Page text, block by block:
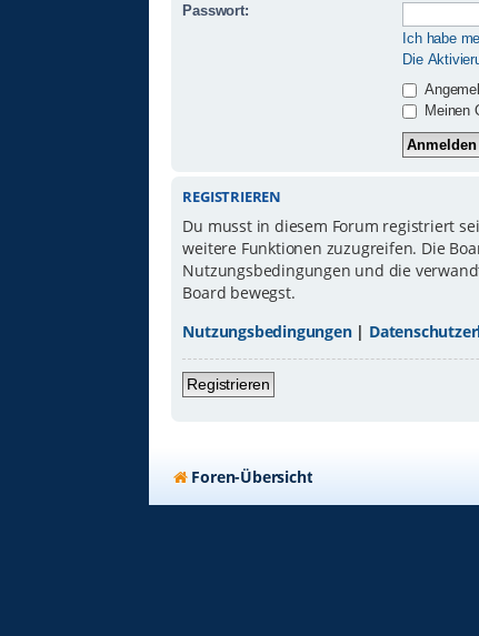
Passwort:
Ich habe
Die
Meinen
REGISTRIEREN
Du musst in diesem Forum registriert
weitere Funktionen zuzugreifen. Die
Nutzungsbedingungen und die
Board bewegst.
Nutzungsbedingungen|
Registrieren
Foren-Übersicht